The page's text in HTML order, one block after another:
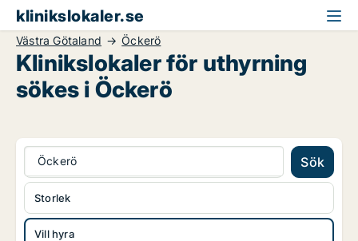
klinikslokaler.se
Västra Götaland Öckerö
Klinikslokaler för uthyrning
sökes i Öckerö
Öckerö Sök
Vill hyra
Storlek